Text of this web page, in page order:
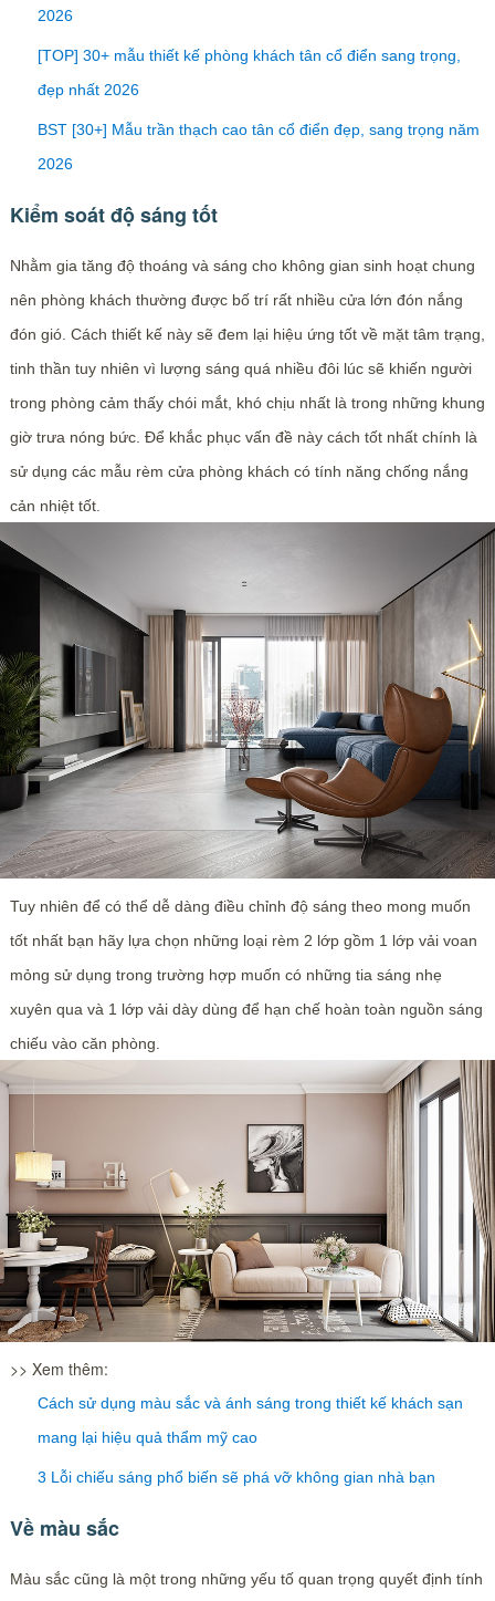
2026
[TOP] 30+ mẫu thiết kế phòng khách tân cổ điển sang trọng,
đẹp nhất 2026
BST [30+] Mẫu trần thạch cao tân cổ điển đẹp, sang trọng năm
2026
Kiểm soát độ sáng tốt
Nhằm gia tăng độ thoáng và sáng cho không gian sinh hoạt chung
nên phòng khách thường được bố trí rất nhiều cửa lớn đón nắng
đón gió. Cách thiết kế này sẽ đem lại hiệu ứng tốt về mặt tâm trạng,
tinh thần tuy nhiên vì lượng sáng quá nhiều đôi lúc sẽ khiến người
trong phòng cảm thấy chói mắt, khó chịu nhất là trong những khung
giờ trưa nóng bức. Để khắc phục vấn đề này cách tốt nhất chính là
sử dụng các mẫu rèm cửa phòng khách có tính năng chống nắng
cản nhiệt tốt.
Tuy nhiên để có thể dễ dàng điều chỉnh độ sáng theo mong muốn
tốt nhất bạn hãy lựa chọn những loại rèm 2 lớp gồm 1 lớp vải voan
mỏng sử dụng trong trường hợp muốn có những tia sáng nhẹ
xuyên qua và 1 lớp vải dày dùng để hạn chế hoàn toàn nguồn sáng
chiếu vào căn phòng.
>> Xem thêm:
Cách sử dụng màu sắc và ánh sáng trong thiết kế khách sạn
mang lại hiệu quả thẩm mỹ cao
3 Lỗi chiếu sáng phổ biến sẽ phá vỡ không gian nhà bạn
Về màu sắc
Màu sắc cũng là một trong những yếu tố quan trọng quyết định tính